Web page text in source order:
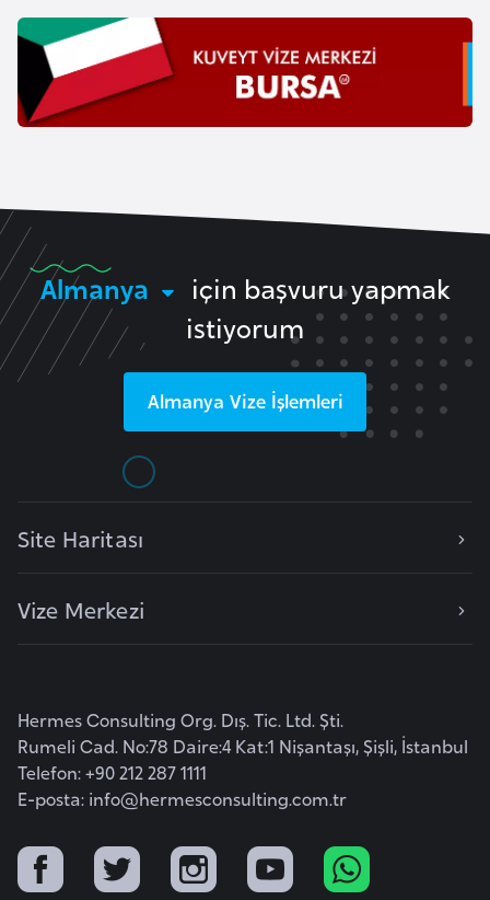
Almanya
için başvuru yapmak
istiyorum
Almanya Vize İşlemleri
Site Haritası
Vize Merkezi
Hermes Consulting Org. Dış. Tic. Ltd. Şti.
Rumeli Cad. No:78 Daire:4 Kat:1 Nişantaşı, Şişli, İstanbul
Telefon: +90 212 287 1111
E-posta: info@hermesconsulting.com.tr
D
e
m
o
i
k
K
o
l
a
t
a
n
r